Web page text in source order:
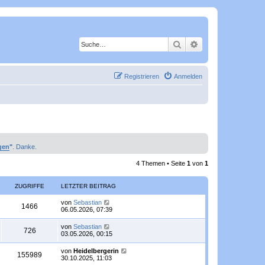
Suche
Anmelden
Registrieren
" . Danke.
4 Themen • Seite 1 von 1
ZUGRIFFE LETZTER BEITRAG
1466
u
r
L
e
t
e
r
B
e
von Sebastian
06.05.2026, 07:39
726Z
u
L
e
t
e
von Sebastian
03.05.2026, 00:15
155989Z
L
e
von Heidelbergerin
30.10.2025, 11:03